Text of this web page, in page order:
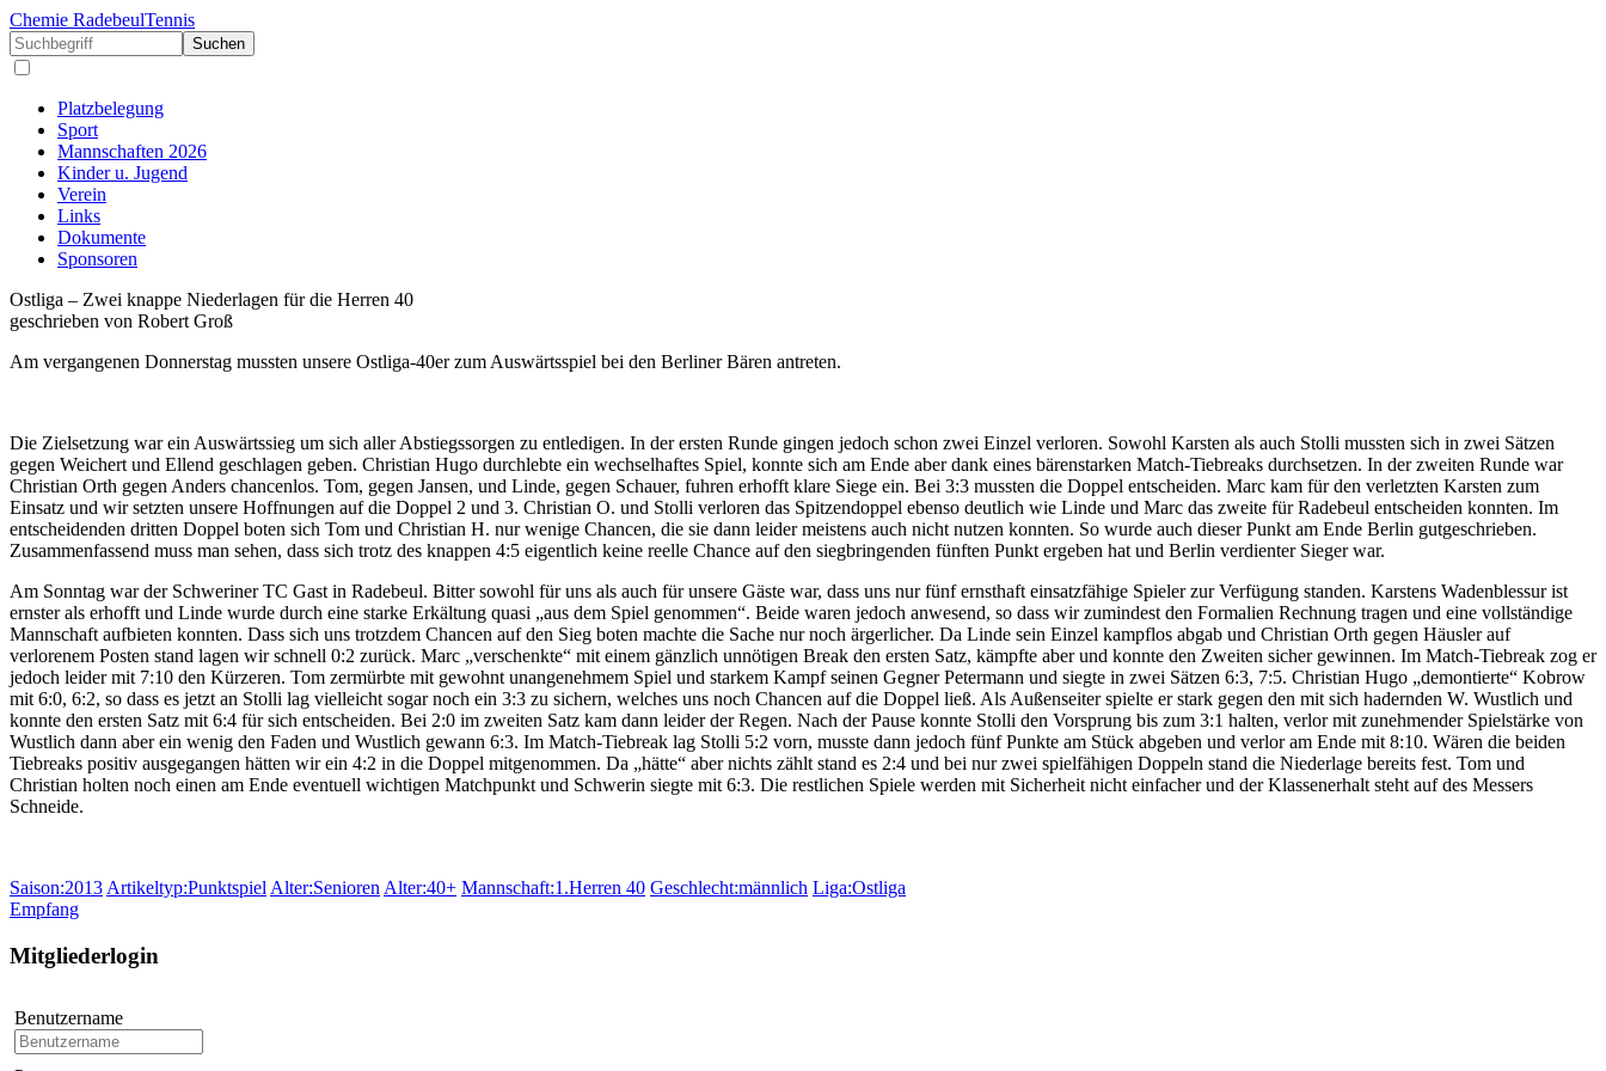
Chemie RadebeulTennis
Suchen
Platzbelegung
Sport
Mannschaften 2026
Kinder u. Jugend
Verein
Links
Dokumente
Sponsoren
Ostliga – Zwei knappe Niederlagen für die Herren 40
geschrieben von Robert Groß
Am vergangenen Donnerstag mussten unsere Ostliga-40er zum Auswärtsspiel bei den Berliner Bären antreten.
Die Zielsetzung war ein Auswärtssieg um sich aller Abstiegssorgen zu entledigen. In der ersten Runde gingen jedoch schon zwei Einzel verloren. Sowohl Karsten als auch Stolli mussten sich in zwei Sätzen
gegen Weichert und Ellend geschlagen geben. Christian Hugo durchlebte ein wechselhaftes Spiel, konnte sich am Ende aber dank eines bärenstarken Match-Tiebreaks durchsetzen. In der zweiten Runde war
Christian Orth gegen Anders chancenlos. Tom, gegen Jansen, und Linde, gegen Schauer, fuhren erhofft klare Siege ein. Bei 3:3 mussten die Doppel entscheiden. Marc kam für den verletzten Karsten zum
Einsatz und wir setzten unsere Hoffnungen auf die Doppel 2 und 3. Christian O. und Stolli verloren das Spitzendoppel ebenso deutlich wie Linde und Marc das zweite für Radebeul entscheiden konnten. Im
entscheidenden dritten Doppel boten sich Tom und Christian H. nur wenige Chancen, die sie dann leider meistens auch nicht nutzen konnten. So wurde auch dieser Punkt am Ende Berlin gutgeschrieben.
Zusammenfassend muss man sehen, dass sich trotz des knappen 4:5 eigentlich keine reelle Chance auf den siegbringenden fünften Punkt ergeben hat und Berlin verdienter Sieger war.
Am Sonntag war der Schweriner TC Gast in Radebeul. Bitter sowohl für uns als auch für unsere Gäste war, dass uns nur fünf ernsthaft einsatzfähige Spieler zur Verfügung standen. Karstens Wadenblessur ist
ernster als erhofft und Linde wurde durch eine starke Erkältung quasi „aus dem Spiel genommen“. Beide waren jedoch anwesend, so dass wir zumindest den Formalien Rechnung tragen und eine vollständige
Mannschaft aufbieten konnten. Dass sich uns trotzdem Chancen auf den Sieg boten machte die Sache nur noch ärgerlicher. Da Linde sein Einzel kampflos abgab und Christian Orth gegen Häusler auf
verlorenem Posten stand lagen wir schnell 0:2 zurück. Marc „verschenkte“ mit einem gänzlich unnötigen Break den ersten Satz, kämpfte aber und konnte den Zweiten sicher gewinnen. Im Match-Tiebreak zog er
jedoch leider mit 7:10 den Kürzeren. Tom zermürbte mit gewohnt unangenehmem Spiel und starkem Kampf seinen Gegner Petermann und siegte in zwei Sätzen 6:3, 7:5. Christian Hugo „demontierte“ Kobrow
mit 6:0, 6:2, so dass es jetzt an Stolli lag vielleicht sogar noch ein 3:3 zu sichern, welches uns noch Chancen auf die Doppel ließ. Als Außenseiter spielte er stark gegen den mit sich hadernden W. Wustlich und
konnte den ersten Satz mit 6:4 für sich entscheiden. Bei 2:0 im zweiten Satz kam dann leider der Regen. Nach der Pause konnte Stolli den Vorsprung bis zum 3:1 halten, verlor mit zunehmender Spielstärke von
Wustlich dann aber ein wenig den Faden und Wustlich gewann 6:3. Im Match-Tiebreak lag Stolli 5:2 vorn, musste dann jedoch fünf Punkte am Stück abgeben und verlor am Ende mit 8:10. Wären die beiden
Tiebreaks positiv ausgegangen hätten wir ein 4:2 in die Doppel mitgenommen. Da „hätte“ aber nichts zählt stand es 2:4 und bei nur zwei spielfähigen Doppeln stand die Niederlage bereits fest. Tom und
Christian holten noch einen am Ende eventuell wichtigen Matchpunkt und Schwerin siegte mit 6:3. Die restlichen Spiele werden mit Sicherheit nicht einfacher und der Klassenerhalt steht auf des Messers
Schneide.
Saison:2013 Artikeltyp:Punktspiel Alter:Senioren Alter:40+ Mannschaft:1.Herren 40 Geschlecht:männlich Liga:Ostliga
Empfang
Mitgliederlogin
Benutzername